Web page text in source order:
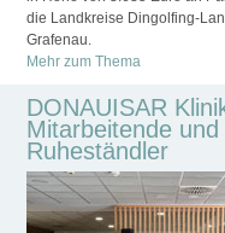
die Landkreise Dingolfing-
Grafenau.
Mehr zum Thema
DONAUISAR
Mitarbeitende
Ruheständler